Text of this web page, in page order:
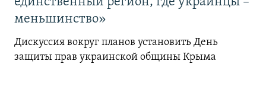
меньшинство»
Дискуссия вокруг планов установить День
защиты прав украинской общины Крыма